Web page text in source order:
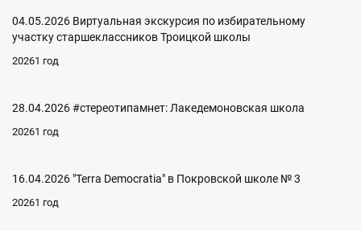
04.05.2026 Виртуальная экскурсия по избирательному
участку старшеклассников Троицкой школы
20261 год
28.04.2026 #стереотипамнет: Лакедемоновская школа
20261 год
16.04.2026 "Terra Democratia" в Покровской школе № 3
20261 год